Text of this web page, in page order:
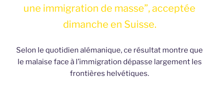
une immigration de masse”, acceptée
dimanche en Suisse.
Selon le quotidien alémanique, ce résultat montre que
le malaise face à l’immigration dépasse largement les
frontières helvétiques.